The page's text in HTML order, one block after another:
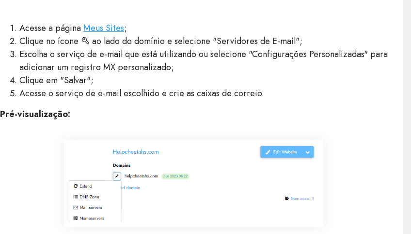
Acesse a páginaMeus Sites;
Clique no ícone
ao lado do domínio e selecione "Servidores de E-mail";
Escolha o serviço de e-mail que está utilizando ou selecione "Configurações Personalizadas" para
adicionar um registro MX personalizado;
Clique em "Salvar";
Acesse o serviço de e-mail escolhido e crie as caixas de correio.
Pré-visualização: